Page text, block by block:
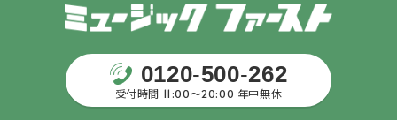
0120-500-262
受付時間 11:00〜20:00 年中無休